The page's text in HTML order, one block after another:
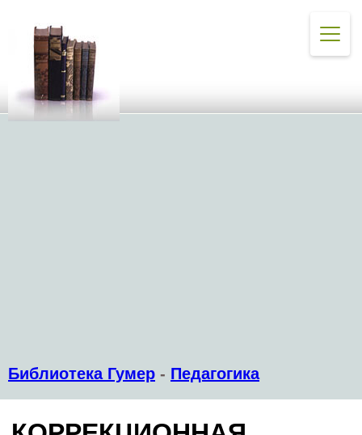
Библиотека Гумер - Педагогика